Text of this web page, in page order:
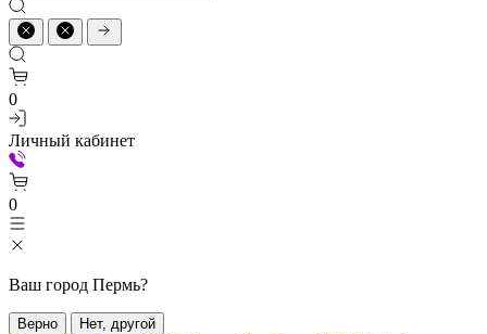
0
Личный кабинет
0
Ваш город Пермь?
Верно Нет, другой